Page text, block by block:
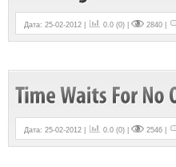
Дата: 25-02-2012 | 0.0 (0) | 2840 |
Дата: 25-02-2012 | 0.0 (0) | 2546 |